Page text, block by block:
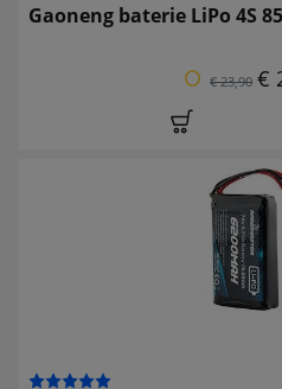
Gaoneng baterie LiPo 4S
€ 23,90 €